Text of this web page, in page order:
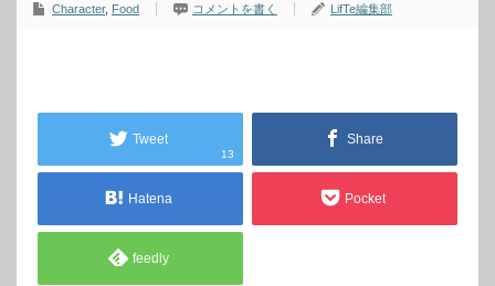
Character, Food コメントを書く LifTe編集部
Tweet
13
Share
Hatena Pocket
feedly